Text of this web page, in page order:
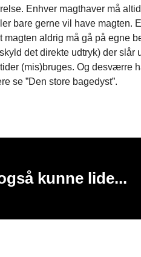
Enhver magthaver må
bare gerne vil have magten.
aldrig må gå på egne
det direkte udtryk) der slår
(mis)bruges. Og desværre
se ”Den store bagedyst”.
kunne lide...